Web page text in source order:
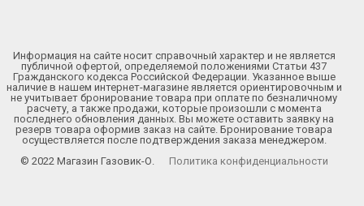
Информация на сайте носит справочный характер и не является
публичной офертой, определяемой положениями Статьи 437
Гражданского кодекса Российской Федерации. Указанное выше
наличие в нашем интернет-магазине является ориентировочным и
не учитывает бронирование товара при оплате по безналичному
расчету, а также продажи, которые произошли с момента
последнего обновления данных. Вы можете оставить заявку на
резерв товара оформив заказ на сайте. Бронирование товара
осуществляется после подтверждения заказа менеджером.
© 2022 Магазин Газовик-О.
Политика конфиденциальности